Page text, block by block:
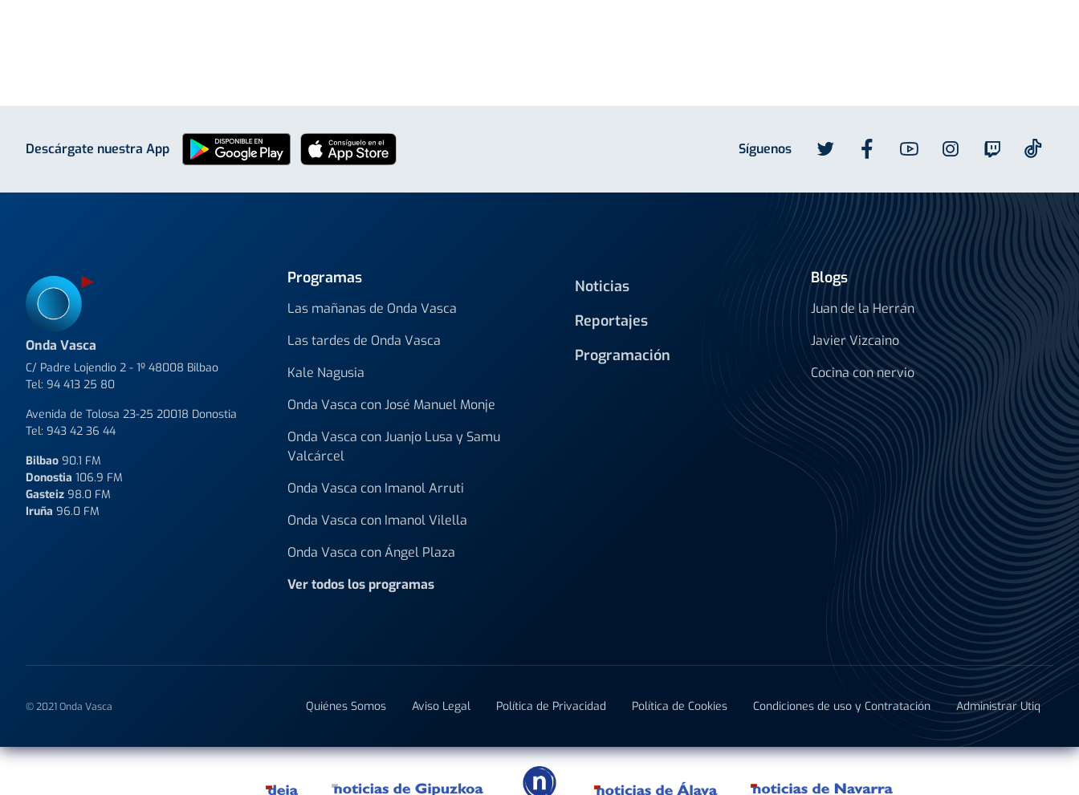
Síguenos
Descárgate nuestra App
Programas
Las mañanas de Onda Vasca
Las tardes de Onda Vasca
Kale Nagusia
Onda Vasca con José Manuel Monje
Onda Vasca con Juanjo Lusa y Samu
Valcárcel
Onda Vasca con Imanol Arruti
Onda Vasca con Imanol Vilella
Onda Vasca con Ángel Plaza
Ver todos los programas
Noticias
Reportajes
Programación
Blogs
Juan de la Herrán
Javier Vizcaino
Cocina con nervio
Onda Vasca
C/ Padre Lojendio 2 - 1º 48008 Bilbao
Tel: 94 413 25 80
Avenida de Tolosa 23-25 20018 Donostia
Tel: 943 42 36 44
Bilbao 90.1 FM
Donostia 106.9 FM
Gasteiz 98.0 FM
Iruña 96.0 FM
Quiénes Somos Aviso Legal Política de Privacidad Política de Cookies Condiciones de uso y Contratación Administrar Utiq
© 2021 Onda Vasca